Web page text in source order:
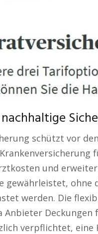
schützt vor
und
gewährleistet, ohne
werden. Die
Deckungen
verpflichtet,